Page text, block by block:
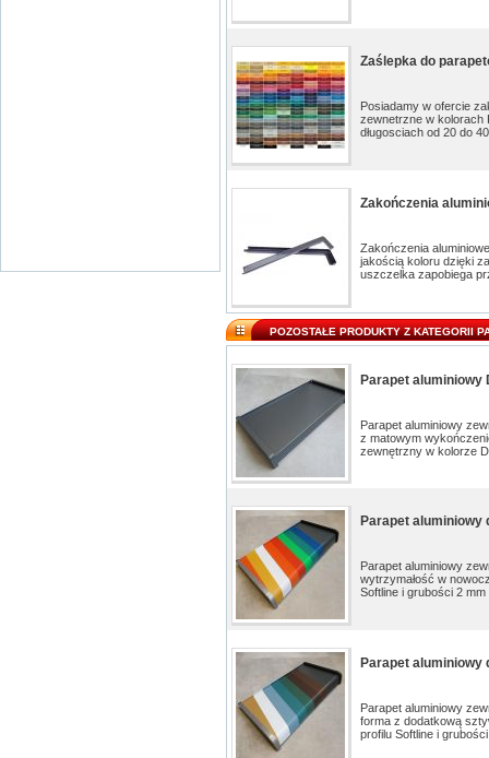
Zaślepka do
Posiadamy w ofercie
zewnetrzne w kolorach
długosciach od 20 do
Zakończenia
Zakończenia
jakością koloru dzięki
uszczelka zapobiega
POZOSTAŁE PRODUKTY Z KATEGORII
Parapet aluminiowy
Parapet aluminiowy
z matowym
zewnętrzny w kolorze
Parapet aluminiowy
Parapet aluminiowy
wytrzymałość w
Softline i grubości 2
Parapet aluminiowy
Parapet aluminiowy
forma z dodatkową
profilu Softline i